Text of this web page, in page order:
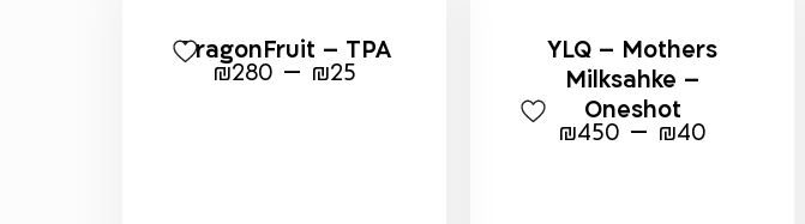
YLQ – Mothers
Milksahke –
Oneshot
₪40
–
₪450
DragonFruit – TPA
₪25
–
₪280